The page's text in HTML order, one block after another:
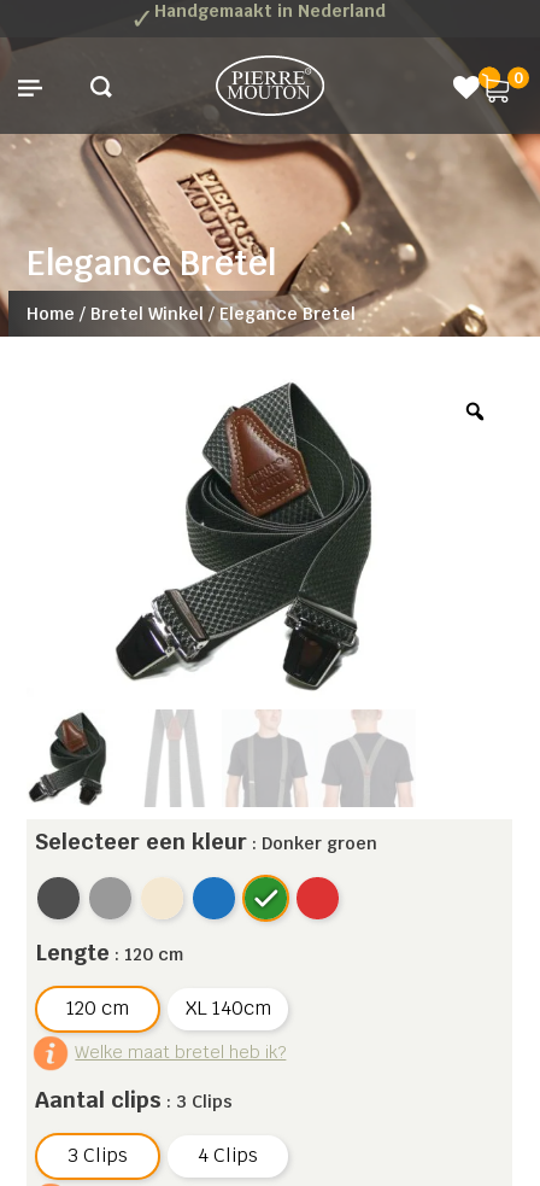
✓ Handgemaakt in Nederland
0
Elegance Bretel
Home / Bretel Winkel / Elegance Bretel
Selecteer een kleur : Donker groen
Lengte : 120 cm
120 cm XL 140cm
Welke maat bretel heb ik?
Aantal clips : 3 Clips
3 Clips 4 Clips